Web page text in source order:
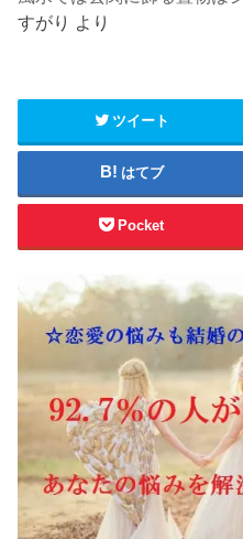
すがり より
ツイート
はてブ
Pocket